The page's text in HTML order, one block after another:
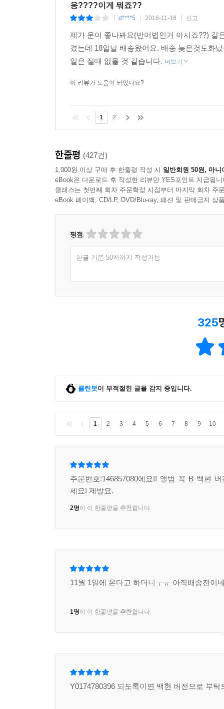
응????이게 뭐죠??
d****5 2016-11-18 신고
제가 운이 좋나봐요(반어법인거 아시죠??) 같
켰는데 18일날 배송왔어요. 배송 늦은것도화
일은 절때 없을 것 같습니다. 더보기
이 리뷰가 도움이 되었나요?
1 2
한줄평 (427건)
1,000원 이상 구매 후 한줄평 작성 시 일반회원 50원, 마니
eBook은 다운로드 후 작성한 리뷰만 YES포인트 지급됩니
클래스는 첫번째 회차 주문확정 시점부터 마지막 회차 주
eBook 페이백, CD/LP, DVD/Blu-ray, 패션 및 판매금지 상
평점
한글 기준 50자까지 작성가능
325
클린봇이 부적절한 글을 감지 중입니다.
1 2 3 4 5 6 7 8 9 10
주문번호:146857080에요!! 앨범 꼭 B 백현
세요! 제발요.
2명이 이 한줄평을 추천합니다.
11월 1일에 온다고 하더니ㅜㅠ 아직배송전이
1명이 이 한줄평을 추천합니다.
Y0174780396 되도록이면 백현 버전으로 부탁